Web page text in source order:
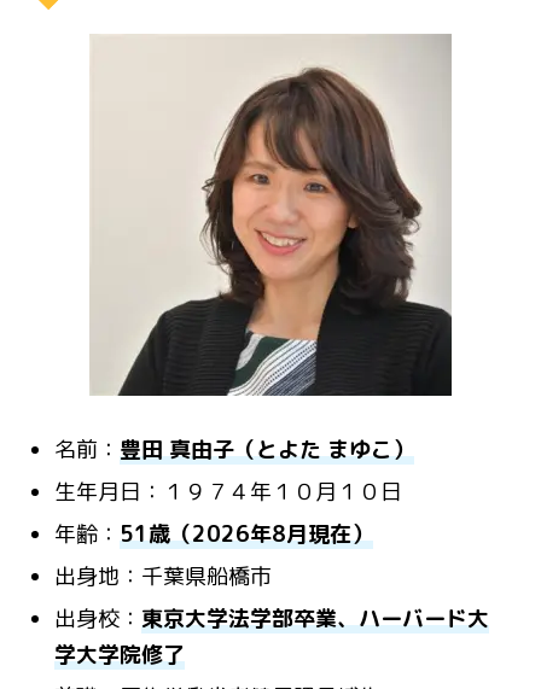
名前： 豊田 真由子（とよた まゆこ）
生年月日：１９７４年１０月１０日
年齢： 51歳（2026年8月現在）
出身地：千葉県船橋市
出身校： 東京大学法学部卒業、ハーバード大
学大学院修了